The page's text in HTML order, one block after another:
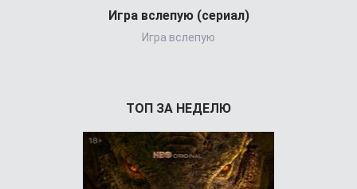
Игра вслепую (сериал)
Игра вслепую
ТОП ЗА НЕДЕЛЮ